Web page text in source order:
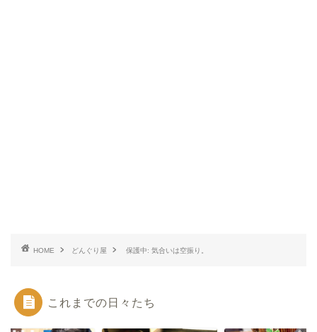
HOME どんぐり屋 保護中: 気合いは空振り。
これまでの日々たち